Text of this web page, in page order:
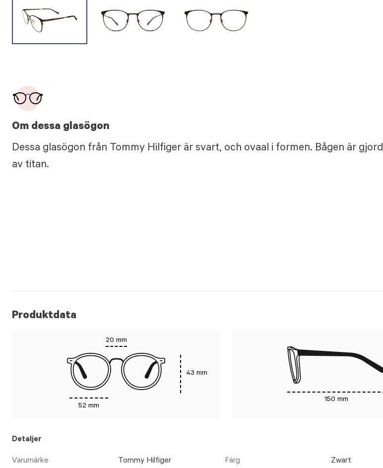
Om dessa glasögon
Dessa glasögon från Tommy Hilfiger är svart, och ovaal i formen. Bågen är gjord
av titan.
Produktdata
20 mm
52 mm
43 mm
150 mm
Detaljer
Varumärke Tommy Hilfiger Färg Zwart